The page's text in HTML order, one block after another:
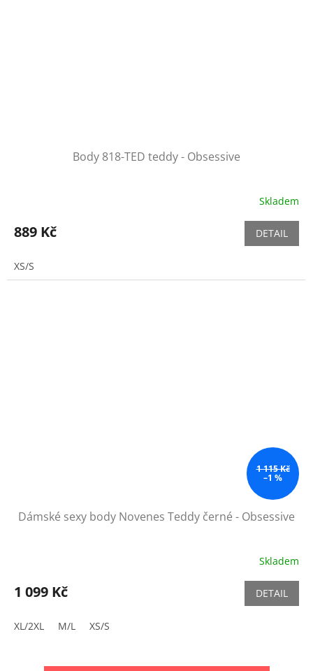
Body 818-TED teddy - Obsessive
Skladem
889 Kč DETAIL
XS/S
1 115 Kč
–1 %
Dámské sexy body Novenes Teddy černé - Obsessive
Skladem
1 099 Kč DETAIL
XL/2XL M/L XS/S